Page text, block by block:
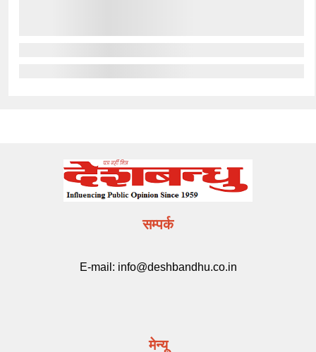
सम्पर्क
E-mail: info@deshbandhu.co.in
मेन्यू